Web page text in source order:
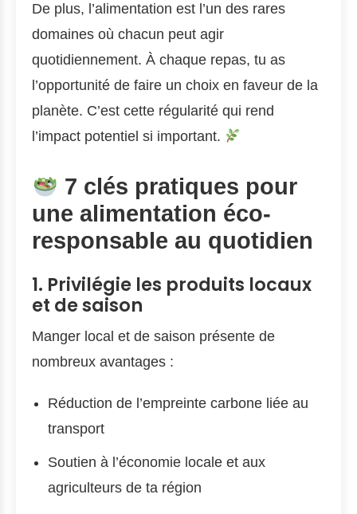
De plus, l’alimentation est l’un des rares
domaines où chacun peut agir
quotidiennement. À chaque repas, tu as
l’opportunité de faire un choix en faveur de la
planète. C’est cette régularité qui rend
l’impact potentiel si important.
7 clés pratiques pour
une alimentation éco-
responsable au quotidien
1. Privilégie les produits locaux
et de saison
Manger local et de saison présente de
nombreux avantages :
Réduction de l’empreinte carbone liée au
transport
Soutien à l’économie locale et aux
agriculteurs de ta région